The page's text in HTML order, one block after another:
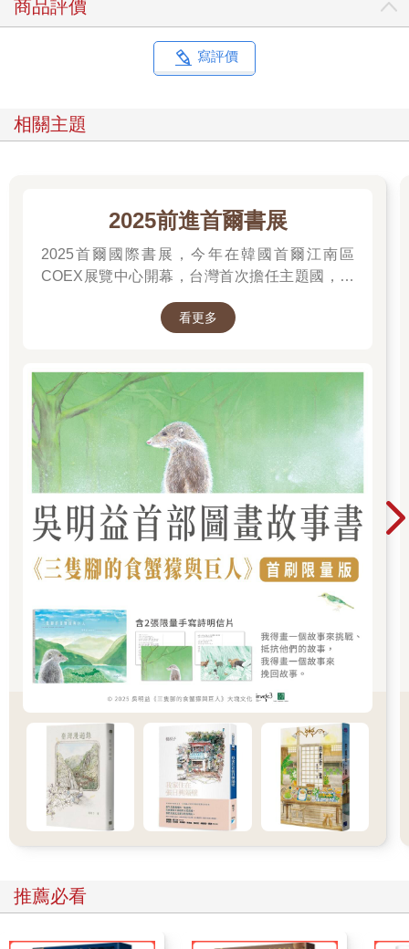
商品評價
寫評價
相關主題
2025前進首爾書展
2025首爾國際書展，今年在韓國首爾江南區
COEX展覽中心開幕，台灣首次擔任主題國，有
他們的作品，並共享參展喜悅。
看更多
推薦必看